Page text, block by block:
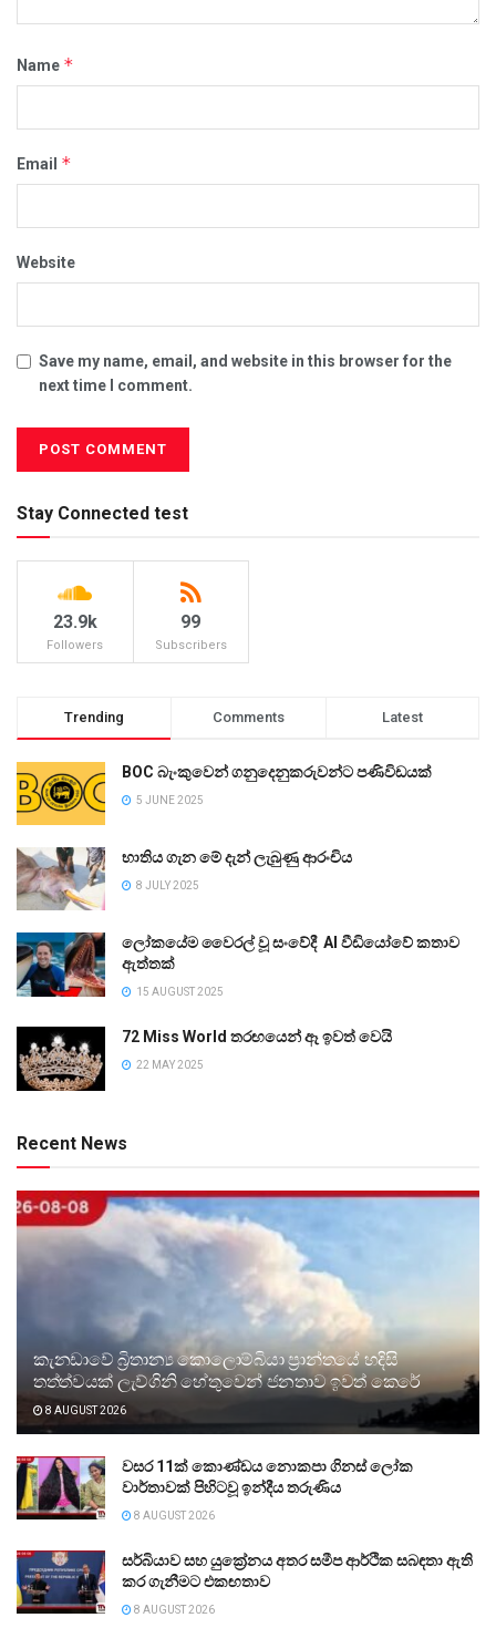
Name *
Email *
Website
Save my name, email, and website in this browser for the
next time I comment.
Stay Connected test
23.9k
Followers
99
Subscribers
Trending Comments Latest
BOC බැංකුවෙන් ගනුදෙනුකරුවන්ට පණිවිඩයක්
5 JUNE 2025
භාතිය ගැන මේ දැන් ලැබුණු ආරංචිය
8 JULY 2025
ලෝකයේම වෛරල් වූ සංවේදී AI වීඩියෝවේ කතාව
ඇත්තක්
15 AUGUST 2025
72 Miss World තරඟයෙන් ඈ ඉවත් වෙයි
22 MAY 2025
Recent News
කැනඩාවේ බ්‍රිතාන්‍ය කොලොම්බියා ප්‍රාන්තයේ හදිසි
තත්ත්වයක් ලැව්ගිනි හේතුවෙන් ජනතාව ඉවත් කෙරේ
8 AUGUST 2026
වසර 11ක් කොණ්ඩය නොකපා ගිනස් ලෝක
වාර්තාවක් පිහිටවූ ඉන්දීය තරුණිය
8 AUGUST 2026
සර්බියාව සහ යුක්‍රේනය අතර සමීප ආර්ථික සබඳතා ඇති
කර ගැනීමට එකඟතාව
8 AUGUST 2026